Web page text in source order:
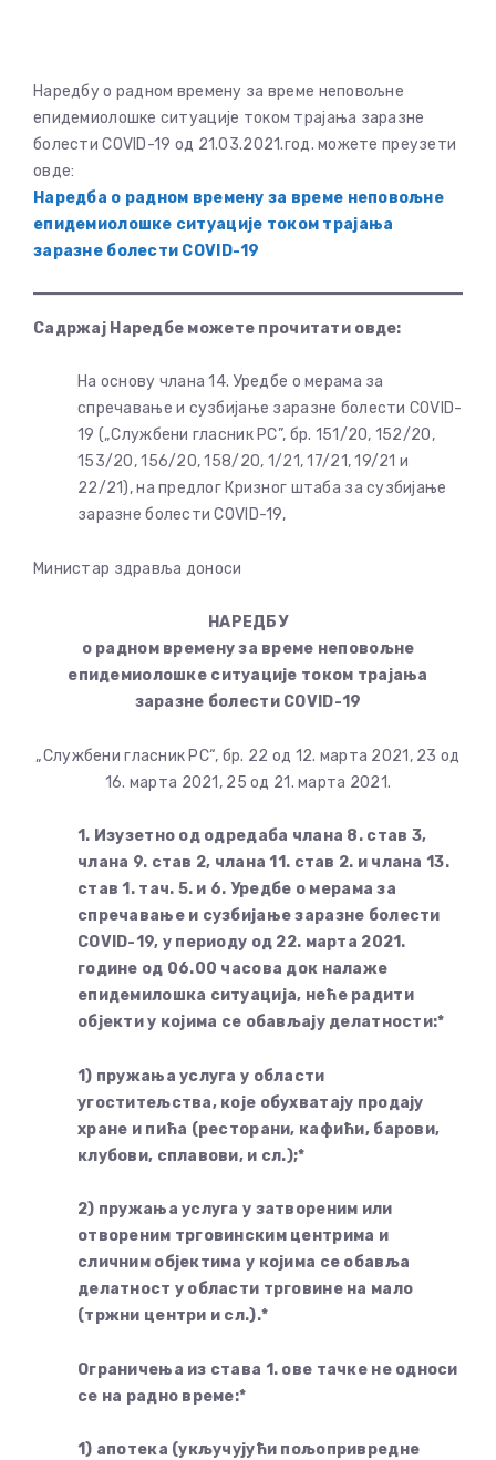
Наредбу о радном времену за време неповољне
епидемиолошке ситуације током трајања заразне
болести COVID-19 од 21.03.2021.год. можете преузети
овде:
Наредба о радном времену за време неповољне
епидемиолошке ситуације током трајања
заразне болести COVID-19
Садржај Наредбе можете прочитати овде:
На основу члана 14. Уредбе о мерама за
спречавање и сузбијање заразне болести COVID-
19 („Службени гласник РС”, бр. 151/20, 152/20,
153/20, 156/20, 158/20, 1/21, 17/21, 19/21 и
22/21), на предлог Кризног штаба за сузбијање
заразне болести COVID-19,
Министар здравља доноси
НАРЕДБУ
о радном времену за време неповољне
епидемиолошке ситуације током трајања
заразне болести COVID-19
„Службени гласник РС“, бр. 22 од 12. марта 2021, 23 од
16. марта 2021, 25 од 21. марта 2021.
1. Изузетно од одредаба члана 8. став 3,
члана 9. став 2, члана 11. став 2. и члана 13.
став 1. тач. 5. и 6. Уредбе о мерама за
спречавање и сузбијање заразне болести
COVID-19, у периоду од 22. марта 2021.
године од 06.00 часова док налаже
епидемилошка ситуација, неће радити
објекти у којима се обављају делатности:*
1) пружања услугa у области
угоститељства, које обухватају продају
хране и пића (ресторани, кафићи, барови,
клубови, сплавови, и сл.);*
2) пружања услуга у затвореним или
отвореним трговинским центрима и
сличним објектима у којима се обавља
делатност у области трговине на мало
(тржни центри и сл.).*
Ограничења из става 1. ове тачке не односи
се на радно време:*
1) апотека (укључујући пољопривредне